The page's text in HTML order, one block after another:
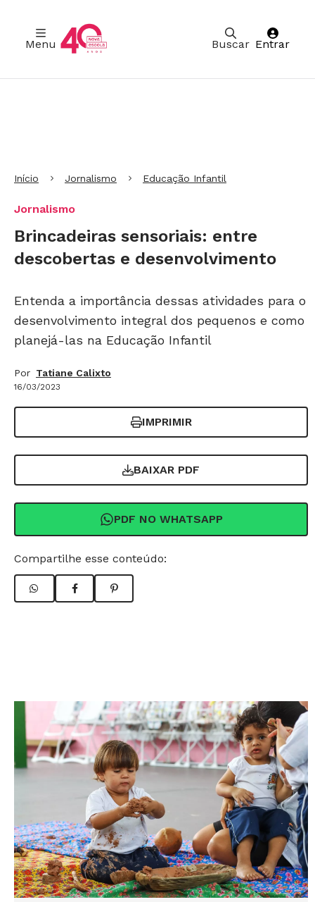
Buscar
Menu Entrar
Início Jornalismo Educação Infantil
Jornalismo
Brincadeiras sensoriais: entre
descobertas e desenvolvimento
Entenda a importância dessas atividades para o
desenvolvimento integral dos pequenos e como
planejá-las na Educação Infantil
Por Tatiane Calixto
16/03/2023
IMPRIMIR
BAIXAR PDF
PDF NO WHATSAPP
Compartilhe esse conteúdo: